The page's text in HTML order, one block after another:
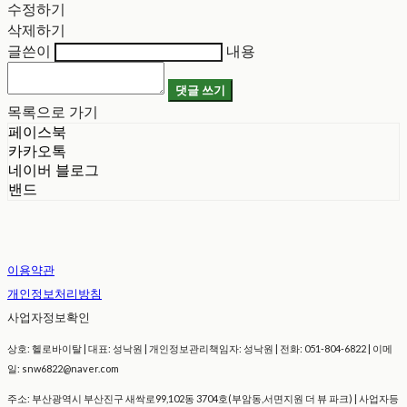
수정하기
삭제하기
글쓴이
내용
댓글 쓰기
목록으로 가기
페이스북
카카오톡
네이버 블로그
밴드
이용약관
개인정보처리방침
사업자정보확인
상호: 헬로바이탈 | 대표: 성낙원 | 개인정보관리책임자: 성낙원 | 전화: 051-804-6822 | 이메
일: snw6822@naver.com
주소: 부산광역시 부산진구 새싹로99,102동 3704호(부암동,서면지원 더 뷰 파크) | 사업자등